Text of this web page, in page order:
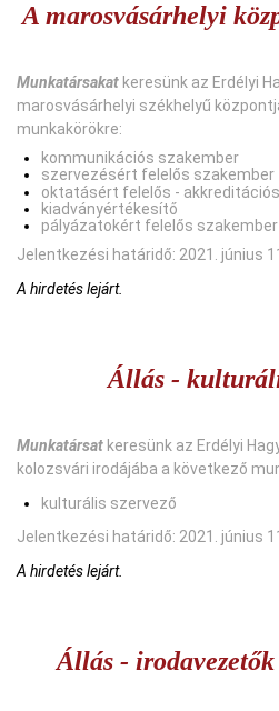
A marosvásárhelyi
Munkatársakat keresünk az Erdélyi
marosvásárhelyi székhelyű
munkakörökre:
kommunikációs szakember
szervezésért felelős szakember
oktatásért felelős -
kiadványértékesítő
pályázatokért felelős szakember
Jelentkezési határidő: 2021. június 11.
A hirdetés lejárt.
Állás -
Munkatársat keresünk az Erdélyi
kolozsvári irodájába a következő
kulturális szervező
Jelentkezési határidő: 2021. június 11.
A hirdetés lejárt.
Állás -